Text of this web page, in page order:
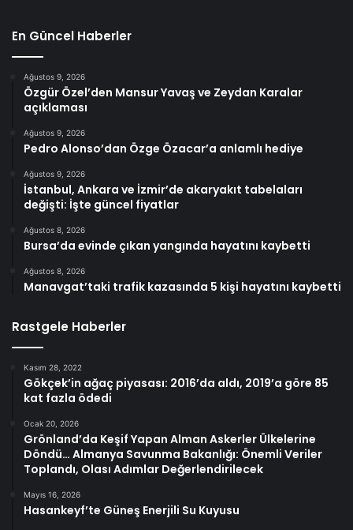
En Güncel Haberler
Ağustos 9, 2026
Özgür Özel’den Mansur Yavaş ve Zeydan Karalar
açıklaması
Ağustos 9, 2026
Pedro Alonso’dan Özge Özacar’a anlamlı hediye
Ağustos 9, 2026
İstanbul, Ankara ve İzmir’de akaryakıt tabelaları
değişti: İşte güncel fiyatlar
Ağustos 8, 2026
Bursa’da evinde çıkan yangında hayatını kaybetti
Ağustos 8, 2026
Manavgat’taki trafik kazasında 5 kişi hayatını kaybetti
Rastgele Haberler
Kasım 28, 2022
Gökçek’in ağaç piyasası: 2016’da aldı, 2019’a göre 85
kat fazla ödedi
Ocak 20, 2026
Grönland’da Keşif Yapan Alman Askerler Ülkelerine
Döndü… Almanya Savunma Bakanlığı: Önemli Veriler
Toplandı, Olası Adımlar Değerlendirilecek
Mayıs 16, 2026
Hasankeyf’te Güneş Enerjili Su Kuyusu